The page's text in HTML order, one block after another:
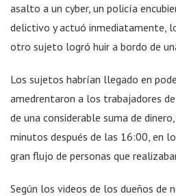
asalto a un cyber, un policía
delictivo y actuó inmediatamente,
otro sujeto logró huir a bordo de
Los sujetos habrían llegado en
amedrentaron a los trabajadores
de una considerable suma de
minutos después de las 16:00, en
gran flujo de personas que
Según los videos de los dueños de